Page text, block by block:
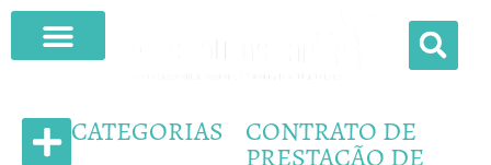
CATEGORIAS CONTRATO DE
PRESTAÇÃO DE